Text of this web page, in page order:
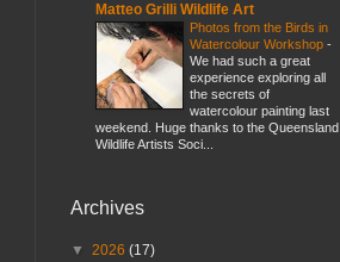
Matteo Grilli Wildlife Art
Photos from the Birds in
Watercolour Workshop -
We had such a great
experience exploring all
the secrets of
watercolour painting last
weekend. Huge thanks to the Queensland
Wildlife Artists Soci...
Archives
▼ 2026 (17)